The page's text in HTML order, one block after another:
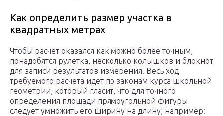
Как определить размер участка в
квадратных метрах
Чтобы расчет оказался как можно более точным,
понадобятся рулетка, несколько колышков и блокнот
для записи результатов измерения. Весь ход
требуемого расчета идет по законам курса школьной
геометрии, который гласит, что для точного
определения площади прямоугольной фигуры
следует умножить его ширину на длину, например: